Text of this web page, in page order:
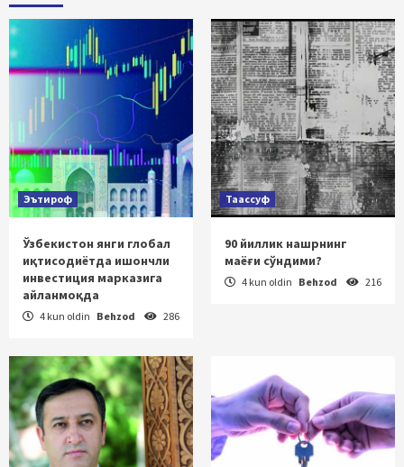
Эътироф
Ўзбекистон янги глобал
иқтисодиётда ишончли
инвестиция марказига
айланмоқда
4 kun oldin Behzod 286
Таассуф
90 йиллик нашрнинг
маёғи сўндими?
4 kun oldin Behzod 216